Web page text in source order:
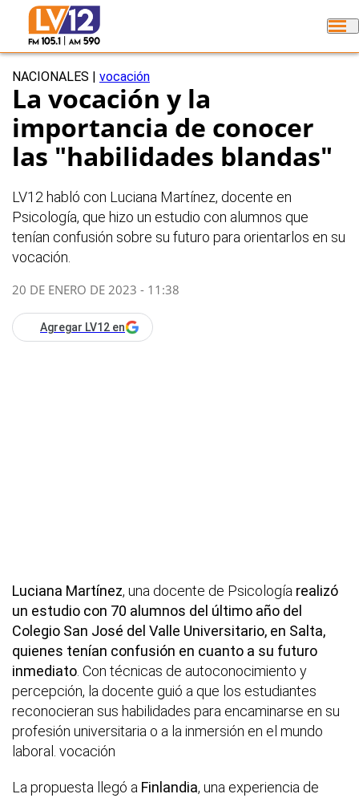
NACIONALES vocación
La vocación y la
importancia de conocer
las "habilidades blandas"
LV12 habló con Luciana Martínez, docente en
Psicología, que hizo un estudio con alumnos que
tenían confusión sobre su futuro para orientarlos en su
vocación.
20 DE ENERO DE 2023 - 11:38
Agregar LV12 en
Luciana Martínez, una docente de Psicología realizó
un estudio con 70 alumnos del último año del
Colegio San José del Valle Universitario, en Salta,
quienes tenían confusión en cuanto a su futuro
inmediato. Con técnicas de autoconocimiento y
percepción, la docente guió a que los estudiantes
reconocieran sus habilidades para encaminarse en su
profesión universitaria o a la inmersión en el mundo
laboral. vocación
La propuesta llegó a Finlandia, una experiencia de